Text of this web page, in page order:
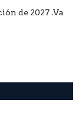
de 2027 .Va